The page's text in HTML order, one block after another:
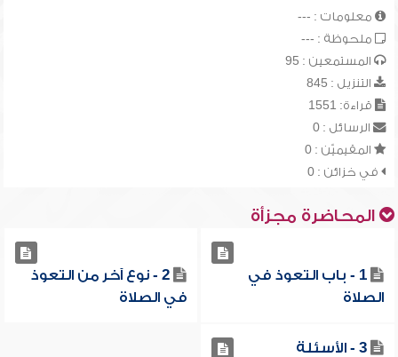
معلومات : ---
ملحوظة : ---
المستمعين : 95
التنزيل : 845
قراءة: 1551
الرسائل : 0
المقيميّن : 0
في خزائن : 0
المحاضرة مجزأة
1 - باب التعوذ في
الصلاة
2 - نوع آخر من التعوذ
في الصلاة
3 - الأسئلة